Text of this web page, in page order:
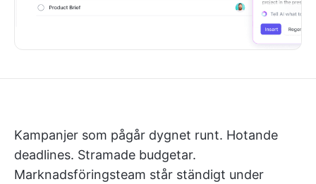
Kampanjer som pågår dygnet runt. Hotande
deadlines. Stramade budgetar.
Marknadsföringsteam står ständigt under